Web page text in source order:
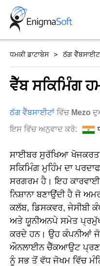
Skip
content
ਧਮਕੀ ਡਾਟਾਬੇਸ ਠੱਗ
ਵੈੱਬ ਸਕਿਮਿੰਗ
ਠੱਗ ਵੈੱਬਸਾਈਟਾਂ ਵਿੱਚ Mezo
ਇਸ ਵਿੱਚ ਅਨੁਵਾਦ ਕਰੋ:
ਸਾਈਬਰ ਸੁਰੱਖਿਆ
ਸਕਿਮਿੰਗ ਮੁਹਿੰਮ ਦਾ
ਸਰਗਰਮ ਹੈ। ਇਹ
ਨਿਸ਼ਾਨਾ ਬਣਾਉਂਦੀ ਹੈ ਜੋ
ਕਲੱਬ, ਡਿਸਕਵਰ, ਜੇਸੀਬੀ
ਅਤੇ ਯੂਨੀਅਨਪੇ ਸਮੇਤ
ਕਰਦੇ ਹਨ। ਉਹ ਕੰਪਨੀਆਂ ਜੋ
ਔਨਲਾਈਨ ਚੈੱਕਆਉਟ
ਨੂੰ ਸਭ ਤੋਂ ਵੱਧ ਜੋਖਮ ਵਿੱਚ